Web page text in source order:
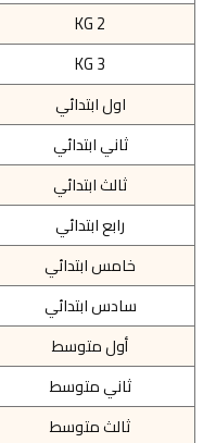
KG 2
KG 3
اول ابتدائي
ثاني ابتدائي
ثالث ابتدائي
رابع ابتدائي
خامس ابتدائي
سادس ابتدائي
أول متوسط
ثاني متوسط
ثالث متوسط